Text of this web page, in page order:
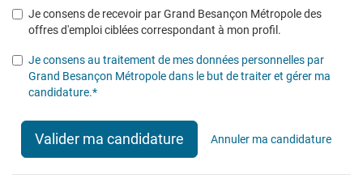
Je consens de recevoir par Grand Besançon Métropole des
offres d'emploi ciblées correspondant à mon profil.
Je consens au traitement de mes données personnelles par
Grand Besançon Métropole dans le but de traiter et gérer ma
candidature.*
Valider ma candidature Annuler ma candidature